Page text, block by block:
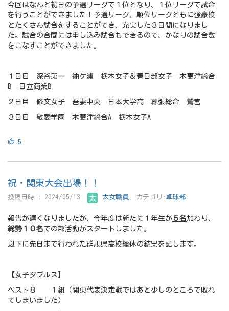
今回はなんと初日の予選リーグで１位となり、１位リーグで試合
を行うことができました！予選リーグ、順位リーグともに強豪校
とたくさん試合をすることができ、充実した３日間になりまし
た。試合の合間には申し込み試合もできるので、かなりの試合数
をこなすことができました。
１日目 深谷第一 袖ケ浦 栃木女子＆春日部女子 木更津総合
B 日立商業B
２日目 修文女子 吾妻中央 日本大学高 幕張総合 鷲宮
３日目 敬愛学園 木更津総合A 栃木女子A
5
祝・関東大会出場！！
投稿日時 : 2024/05/13 太女職員 カテゴリ: 卓球部
報告が遅くなりましたが、今年度は新たに１年生が５名加わり、
総勢１０名での部活動がスタートしました。
以下に先日まで行われた群馬県高校総体の結果を記します。
【女子ダブルス】
ベスト８ １組（関東代表決定戦ではあと少しのところで敗れ
てしまいました）